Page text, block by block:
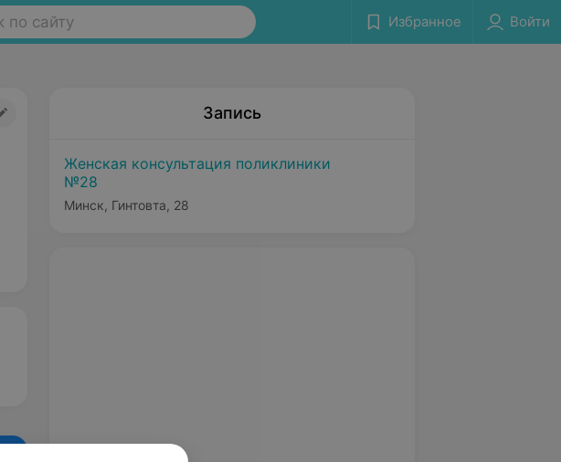
по сайту Избранное Войти
Запись
Женская консультация поликлиники
№28
Минск, Гинтовта, 28